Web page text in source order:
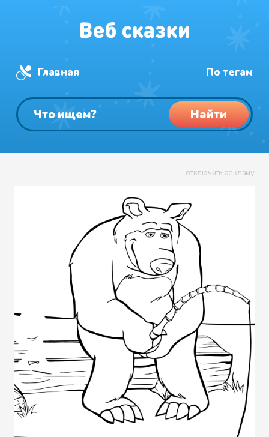
Главная По тегам
Найти
отключить рекламу